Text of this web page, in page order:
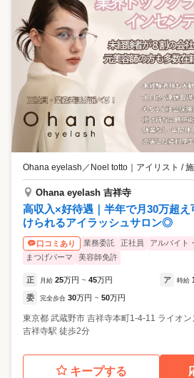
Ohana eyelash／Noel totto ｜ アイリスト /
Ohana eyelash 吉祥寺
高収入×好待遇｜半年で月30万超
けられるアイラッシュサロン◎
口コミあり 業務委託 正社員 アルバイト
まつげパーマ
美容師免許
正 月給 25万円 ~ 45万円 ア 時給
委 完全歩合 30万円 ~ 50万円
東京都 武蔵野市 吉祥寺本町1-4-11 ライオンズ
吉祥寺駅 徒歩2分
キープする